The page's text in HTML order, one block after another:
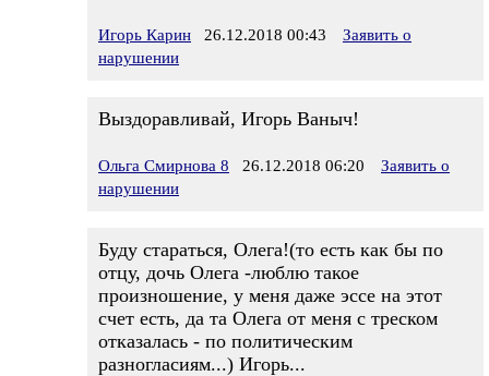
Игорь Карин 26.12.2018 00:43
Заявить о
нарушении
Выздоравливай, Игорь Ваныч!
Ольга Смирнова 8 26.12.2018 06:20
Заявить о
нарушении
Буду стараться, Олега!(то есть как бы по
отцу, дочь Олега -люблю такое
произношение, у меня даже эссе на этот
счет есть, да та Олега от меня с треском
отказалась - по политическим
разногласиям...) Игорь...